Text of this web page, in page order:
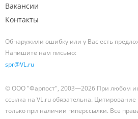
Вакансии
Контакты
Обнаружили ошибку или у Вас есть
Напишите нам письмо:
spr@VL.ru
© ООО "Фарпост", 2003—2026 При любом
ссылка на VL.ru обязательна.
только при наличии гиперссылки. Все